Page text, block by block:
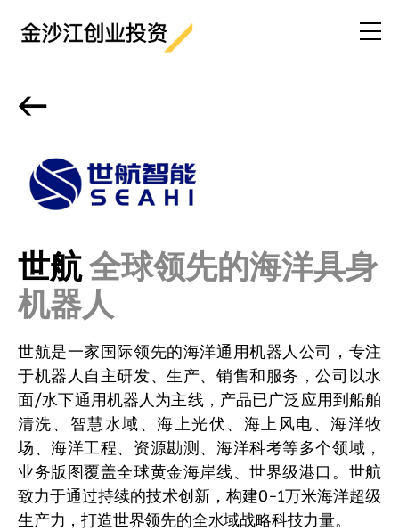
<-
世航全球领先的海洋具身
机器人
世航是一家国际领先的海洋通用机器人公司，专注
于机器人自主研发、生产、销售和服务，公司以水
面/水下通用机器人为主线，产品已广泛应用到船舶
清洗、智慧水域、海上光伏、海上风电、海洋牧
场、海洋工程、资源勘测、海洋科考等多个领域，
业务版图覆盖全球黄金海岸线、世界级港口。世航
致力于通过持续的技术创新，构建0-1万米海洋超级
生产力，打造世界领先的全水域战略科技力量。